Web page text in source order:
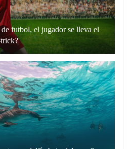
futbol, el jugador se lleva el